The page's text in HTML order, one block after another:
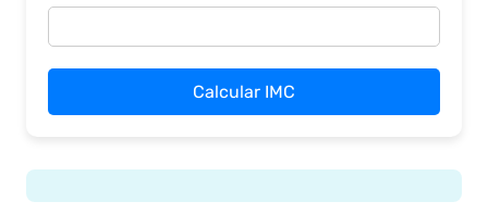
Calcular IMC